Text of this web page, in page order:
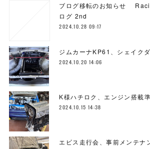
ブログ移転のお知らせ
ログ 2nd
2024.10.28 09:17
ジムカーナKP61、シェイク
2024.10.20 14:06
K様ハチロク、エンジン搭載
2024.10.15 14:38
エビス走行会、事前メンテナ